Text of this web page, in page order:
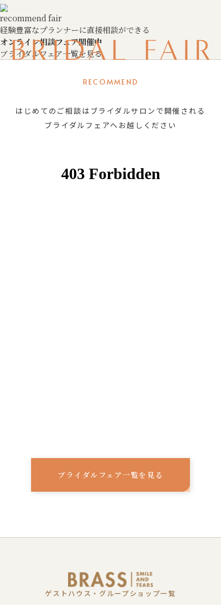
recommend fair
経験豊富なプランナーに直接相談ができる
オンライン相談フェア開催中
ブライダルフェア一覧を見る
BRIDAL FAIR
RECOMMEND
はじめてのご相談はブライダルサロンで開催される
ブライダルフェアへお越しください
ブライダルフェア一覧を見る
ゲストハウス・グループショップ一覧